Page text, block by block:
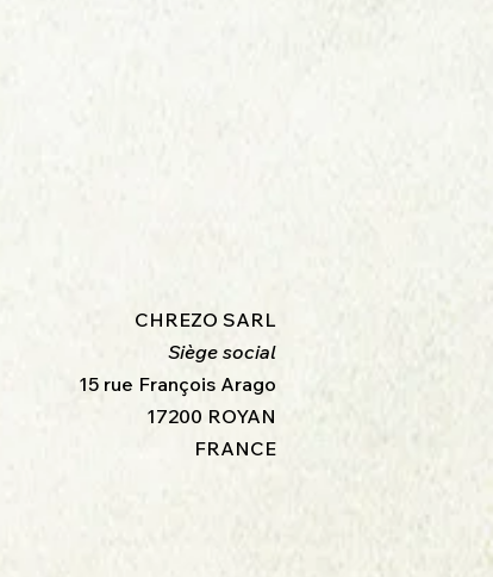
CHREZO SARL
Siège social
15 rue François Arago
17200 ROYAN
FRANCE